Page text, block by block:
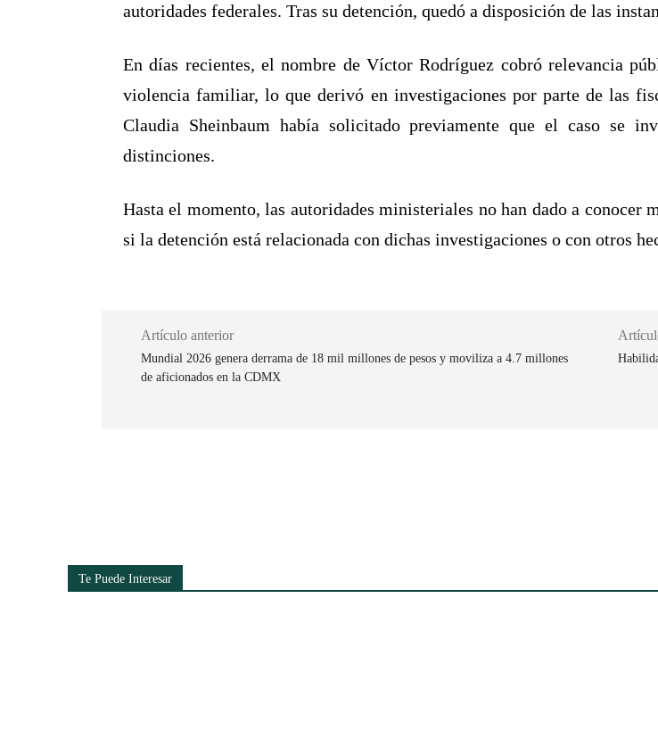
autoridades federales. Tras su detención, quedó a disposición de las
En días recientes, el nombre de Víctor Rodríguez cobró relevancia
violencia familiar, lo que derivó en investigaciones por parte de las
Claudia Sheinbaum había solicitado previamente que el caso se
distinciones.
Hasta el momento, las autoridades ministeriales no han dado a conocer
si la detención está relacionada con dichas investigaciones o con otros
Artículo anterior
Mundial 2026 genera derrama de 18 mil millones de pesos y moviliza a 4.7 millones
de aficionados en la CDMX
Te Puede Interesar